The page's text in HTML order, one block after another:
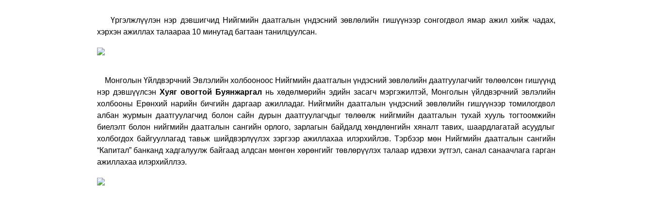
Үргэлжлүүлэн нэр дэвшигчид Нийгмийн даатгалын үндэсний зөвлөлийн гишүүнээр сонгогдвол ямар ажил хийж чадах,
хэрхэн ажиллах талаараа 10 минутад багтаан танилцуулсан.
Монголын Үйлдвэрчний Эвлэлийн холбооноос Нийгмийн даатгалын үндэсний зөвлөлийн даатгуулагчийг төлөөлсөн гишүүнд
нэр дэвшүүлсэн Хуяг овогтой Буянжаргал нь хөдөлмөрийн эдийн засагч мэргэжилтэй, Монголын үйлдвэрчний эвлэлийн
холбооны Ерөнхий нарийн бичгийн даргаар ажилладаг. Нийгмийн даатгалын үндэсний зөвлөлийн гишүүнээр томилогдвол
албан журмын даатгуулагчид болон сайн дурын даатгуулагчдыг төлөөлж нийгмийн даатгалын тухай хууль тогтоомжийн
биелэлт болон нийгмийн даатгалын сангийн орлого, зарлагын байдалд хөндлөнгийн хяналт тавих, шаардлагатай асуудлыг
холбогдох байгууллагад тавьж шийдвэрлүүлэх зэргээр ажиллахаа илэрхийлэв. Тэрбээр мөн Нийгмийн даатгалын сангийн
“Капитал” банканд хадгалуулж байгаад алдсан мөнгөн хөрөнгийг төвлөрүүлэх талаар идэвхи зүтгэл, санал санаачлага гарган
ажиллахаа илэрхийллээ.